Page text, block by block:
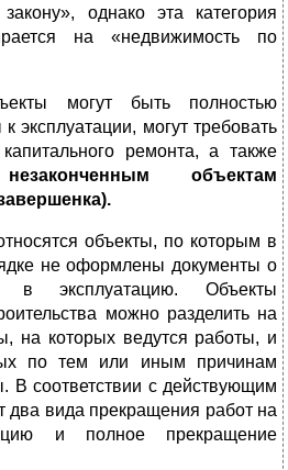
однако эта категория
на «недвижимость по
могут быть полностью
эксплуатации, могут требовать
ремонта, а также
объектам
объекты, по которым в
не оформлены документы о
в эксплуатацию. Объекты
можно разделить на
на которых ведутся работы, и
по тем или иным причинам
В соответствии с действующим
два вида прекращения работ на
и полное прекращение